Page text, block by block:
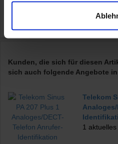
- Anrufbeantworter mit
Kunden, die sich für diesen
sich auch folgende Angebote
Telekom
Analoges/
1